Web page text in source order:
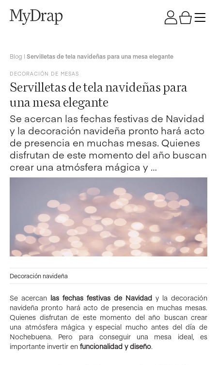
Blog | Servilletas de tela navideñas para una mesa elegante
DECORACIÓN DE MESAS
Servilletas de tela navideñas para
una mesa elegante
Se acercan las fechas festivas de Navidad
y la decoración navideña pronto hará acto
de presencia en muchas mesas. Quienes
disfrutan de este momento del año buscan
crear una atmósfera mágica y …
Decoración navideña
Se acercan las fechas festivas de Navidad y la decoración
navideña pronto hará acto de presencia en muchas mesas.
Quienes disfrutan de este momento del año buscan crear
una atmósfera mágica y especial mucho antes del día de
Nochebuena. Pero para conseguir una mesa ideal, es
importante invertir en funcionalidad y diseño.